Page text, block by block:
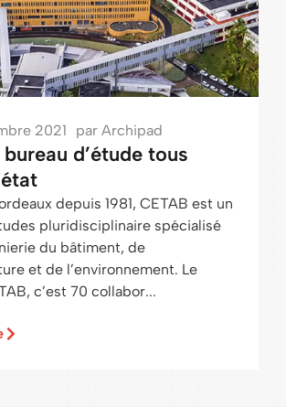
2021 par Archipad
d’étude tous
depuis 1981, CETAB est un
pluridisciplinaire spécialisé
du bâtiment, de
et de l’environnement. Le
c’est 70 collabor...